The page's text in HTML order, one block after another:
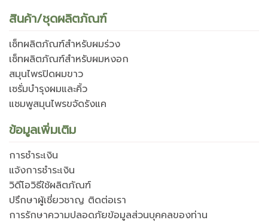
สินค้า/ชุดผลิตภัณฑ์
เซ็ทผลิตภัณฑ์สำหรับผมร่วง
เซ็ทผลิตภัณฑ์สำหรับผมหงอก
สมุนไพรปิดผมขาว
เซรั่มบำรุงผมและคิ้ว
แชมพูสมุนไพรขจัดรังแค
ข้อมูลเพิ่มเติม
การชำระเงิน
แจ้งการชำระเงิน
วิดีโอวิธีใช้ผลิตภัณฑ์
ปรึกษาผู้เชี่ยวชาญ ติดต่อเรา
การรักษาความปลอดภัยข้อมูลส่วนบุคคลของท่าน